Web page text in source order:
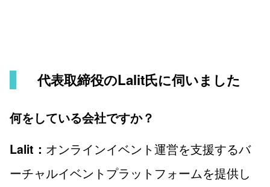
代表取締役のLalit氏に伺いました
何をしている会社ですか？
Lalit： オンラインイベント運営を支援するバ
ーチャルイベントプラットフォームを提供し